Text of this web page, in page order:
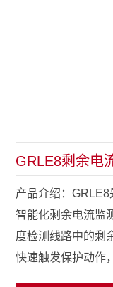
GRLE8剩余电
产品介绍：
智能化剩余电流监
度检测线路中的剩
快速触发保护动作